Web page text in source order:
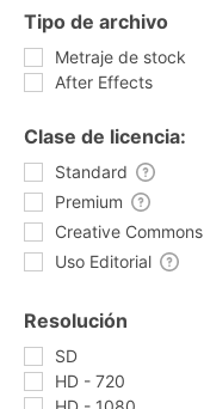
Tipo de archivo
Metraje de stock
After Effects
Clase de licencia:
Standard
Premium
Creative Commons
Uso Editorial
Resolución
SD
HD - 720